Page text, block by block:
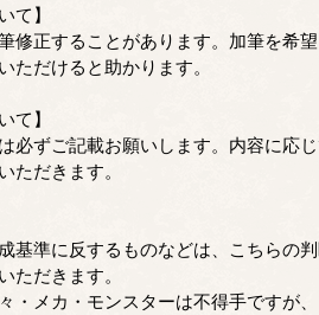
て】
修正することがあります。加筆を希
ただけると助かります。
て】
必ずご記載お願いします。内容に応
ただきます。
基準に反するものなどは、こちらの
ただきます。
・メカ・モンスターは不得手ですが